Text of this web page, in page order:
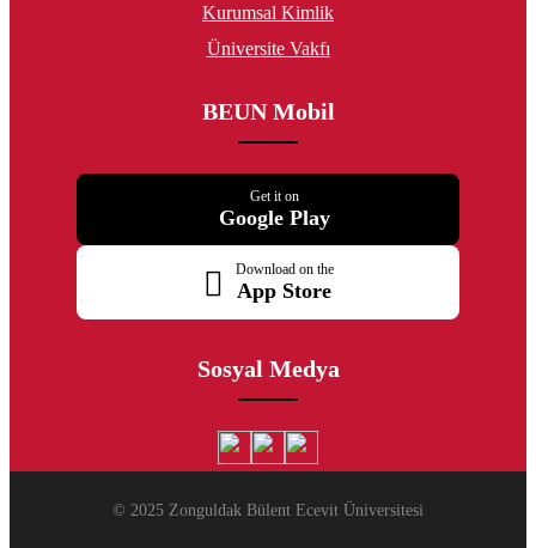
Kurumsal Kimlik
Üniversite Vakfı
BEUN Mobil
Get it on
Google Play
Download on the
App Store
Sosyal Medya
© 2025 Zonguldak Bülent Ecevit Üniversitesi